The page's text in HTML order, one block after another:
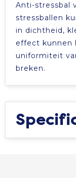
Aktetassen
Trolleys
Anti-stressbal
stressballen
in dichtheid,
effect kunnen
uniformiteit
breken.